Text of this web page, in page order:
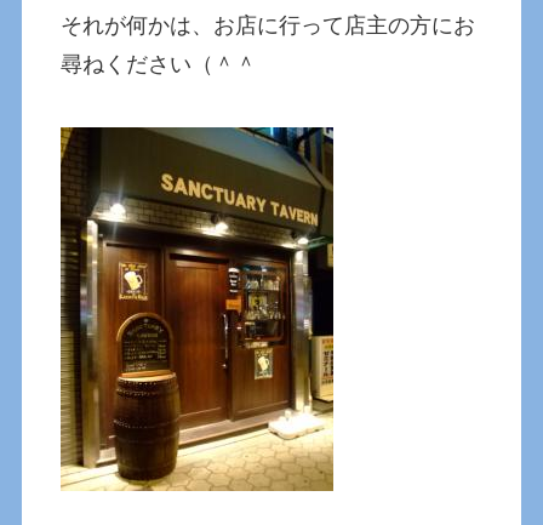
それが何かは、お店に行って店主の方にお
尋ねください（＾＾